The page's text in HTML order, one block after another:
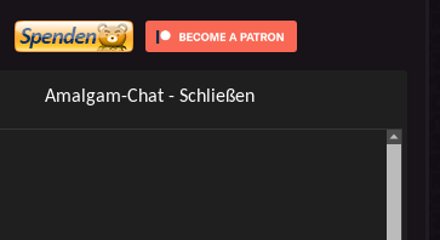
Amalgam-Chat - Schließen